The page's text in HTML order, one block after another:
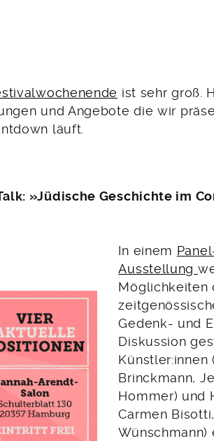
ist sehr groß.
und Angebote die wir
läuft.
»Jüdische Geschichte im
In einem
Ausstellung
Möglichkeiten
Gedenk- und
Diskussion
Künstler:innen
Brinckmann,
Hommer) und
Carmen
Wünschmann)